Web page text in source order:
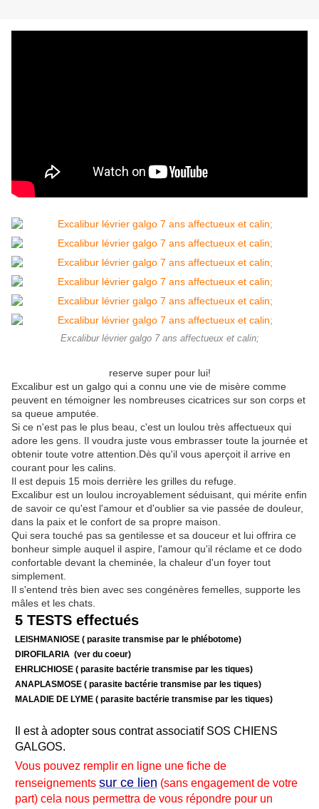
Excalibur lévrier galgo 7 ans affectueux et calin;
reserve super pour lui!
Excalibur est un galgo qui a connu une vie de misère comme
peuvent en témoigner les nombreuses cicatrices sur son corps et
sa queue amputée.
Si ce n'est pas le plus beau, c'est un loulou très affectueux qui
adore les gens. Il voudra juste vous embrasser toute la journée et
obtenir toute votre attention.Dès qu'il vous aperçoit il arrive en
courant pour les calins.
Il est depuis 15 mois derrière les grilles du refuge.
Excalibur est un loulou incroyablement séduisant, qui mérite enfin
de savoir ce qu'est l'amour et d'oublier sa vie passée de douleur,
dans la paix et le confort de sa propre maison.
Qui sera touché pas sa gentilesse et sa douceur et lui offrira ce
bonheur simple auquel il aspire, l'amour qu'il réclame et ce dodo
confortable devant la cheminée, la chaleur d'un foyer tout
simplement.
Il s'entend très bien avec ses congénères femelles, supporte les
mâles et les chats.
5 TESTS effectués
LEISHMANIOSE ( parasite transmise par le phlébotome)
DIROFILARIA (ver du coeur)
EHRLICHIOSE ( parasite bactérie transmise par les tiques)
ANAPLASMOSE ( parasite bactérie transmise par les tiques)
MALADIE DE LYME ( parasite bactérie transmise par les tiques)
Il est à adopter sous contrat associatif SOS CHIENS
GALGOS.
Vous pouvez remplir en ligne une fiche de
renseignements sur ce lien (sans engagement de votre
part) cela nous permettra de vous répondre pour un